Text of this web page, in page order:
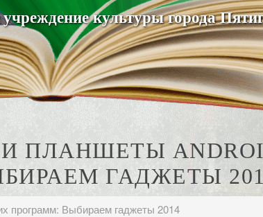
культуры города
ПЛАНШЕТЫ
ГАДЖЕТЫ
программ: Выбираем гаджеты 2014